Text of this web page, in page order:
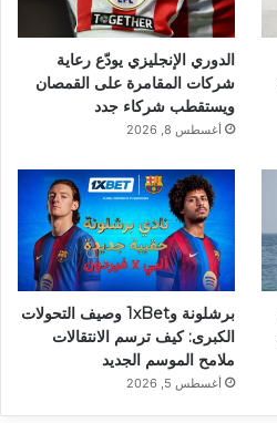
الدوري الإنجليزي يودّع رعاية
شركات المقامرة على القمصان
ويستقطب شركاء جدد
أغسطس 8, 2026
برشلونة و1xBet وصيف التحولات
الكبرى: كيف ترسم الانتقالات
ملامح الموسم الجديد
أغسطس 5, 2026